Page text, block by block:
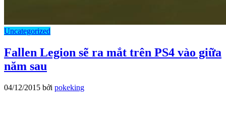
Uncategorized
Fallen Legion sẽ ra mắt trên PS4 vào giữa
năm sau
04/12/2015 bởi pokeking